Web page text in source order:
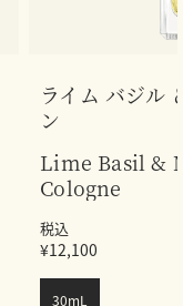
ライム バジル
ン
Lime Basil &
Cologne
税込
¥12,100
30mL